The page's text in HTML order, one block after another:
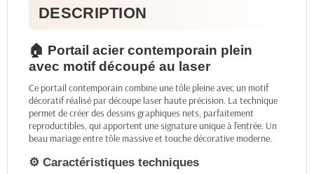
DESCRIPTION
🏠 Portail acier contemporain plein
avec motif découpé au laser
Ce portail contemporain combine une tôle pleine avec un motif
décoratif réalisé par découpe laser haute précision. La technique
permet de créer des dessins graphiques nets, parfaitement
reproductibles, qui apportent une signature unique à l'entrée. Un
beau mariage entre tôle massive et touche décorative moderne.
⚙️ Caractéristiques techniques